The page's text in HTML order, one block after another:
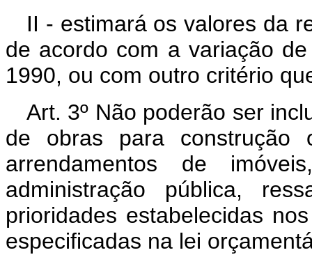
II - estimará os valores da
de acordo com a variação
1990, ou com outro critério
Art. 3º Não poderão ser
de obras para construção
arrendamentos de
administração pública,
prioridades estabelecidas
especificadas na lei